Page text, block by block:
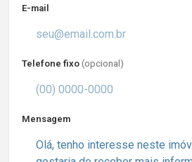
E-mail
Telefone fixo (opcional)
Mensagem